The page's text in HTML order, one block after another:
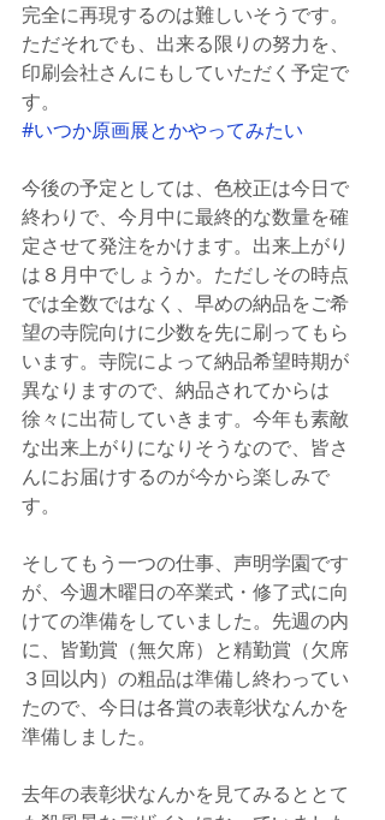
完全に再現するのは難しいそうです。
ただそれでも、出来る限りの努力を、
印刷会社さんにもしていただく予定で
す。
#いつか原画展とかやってみたい
今後の予定としては、色校正は今日で
終わりで、今月中に最終的な数量を確
定させて発注をかけます。出来上がり
は８月中でしょうか。ただしその時点
では全数ではなく、早めの納品をご希
望の寺院向けに少数を先に刷ってもら
います。寺院によって納品希望時期が
異なりますので、納品されてからは
徐々に出荷していきます。今年も素敵
な出来上がりになりそうなので、皆さ
んにお届けするのが今から楽しみで
す。
そしてもう一つの仕事、声明学園です
が、今週木曜日の卒業式・修了式に向
けての準備をしていました。先週の内
に、皆勤賞（無欠席）と精勤賞（欠席
３回以内）の粗品は準備し終わってい
たので、今日は各賞の表彰状なんかを
準備しました。
去年の表彰状なんかを見てみるととて